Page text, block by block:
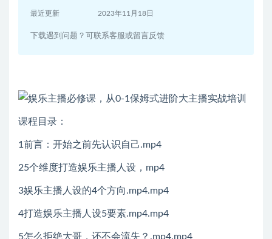
最近更新 2023年11月18日
下载遇到问题？可联系客服或留言反馈
课程目录：
1前言：开始之前先认识自己.mp4
25个维度打造娱乐主播人设，mp4
3娱乐主播人设的4个方向.mp4.mp4
4打造娱乐主播人设5要素.mp4.mp4
5怎么拒绝大哥，还不会流失？.mp4.mp4